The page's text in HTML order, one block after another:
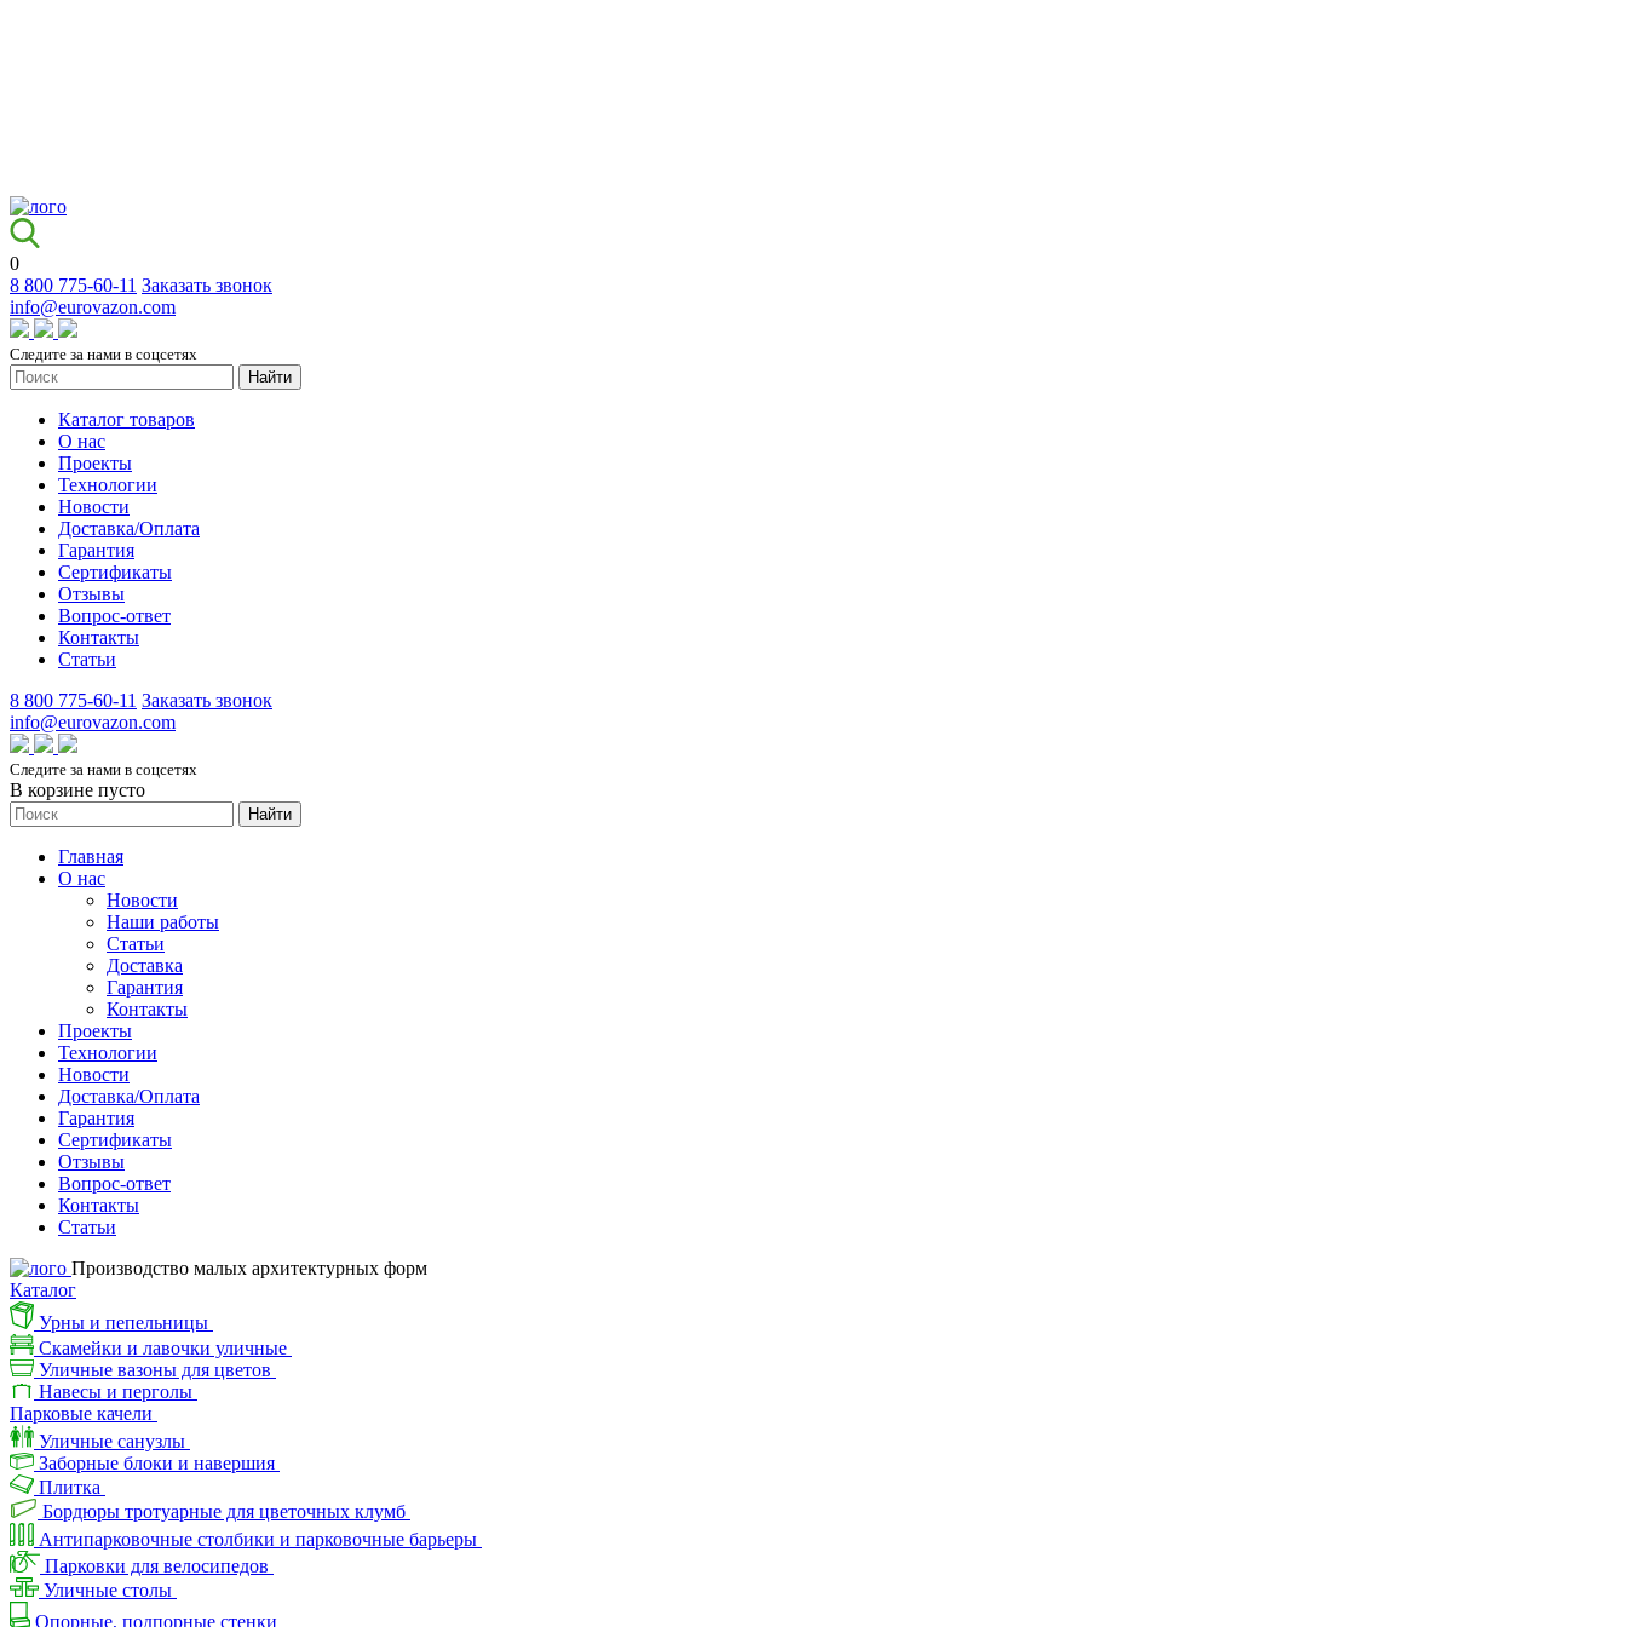
0
8 800 775-60-11 Заказать звонок
info@eurovazon.com
Следите за нами в соцсетях
Найти
Каталог товаров
О нас
Проекты
Технологии
Новости
Доставка/Оплата
Гарантия
Сертификаты
Отзывы
Вопрос-ответ
Контакты
Статьи
8 800 775-60-11 Заказать звонок
info@eurovazon.com
Следите за нами в соцсетях
В корзине пусто
Найти
Главная
О нас
Новости
Наши работы
Статьи
Доставка
Гарантия
Контакты
Проекты
Технологии
Новости
Доставка/Оплата
Гарантия
Сертификаты
Отзывы
Вопрос-ответ
Контакты
Статьи
Производство малых архитектурных форм
Каталог
Урны и пепельницы
Скамейки и лавочки уличные
Уличные вазоны для цветов
Навесы и перголы
Парковые качели
Уличные санузлы
Заборные блоки и навершия
Плитка
Бордюры тротуарные для цветочных клумб
Антипарковочные столбики и парковочные барьеры
Парковки для велосипедов
Уличные столы
Опорные, подпорные стенки